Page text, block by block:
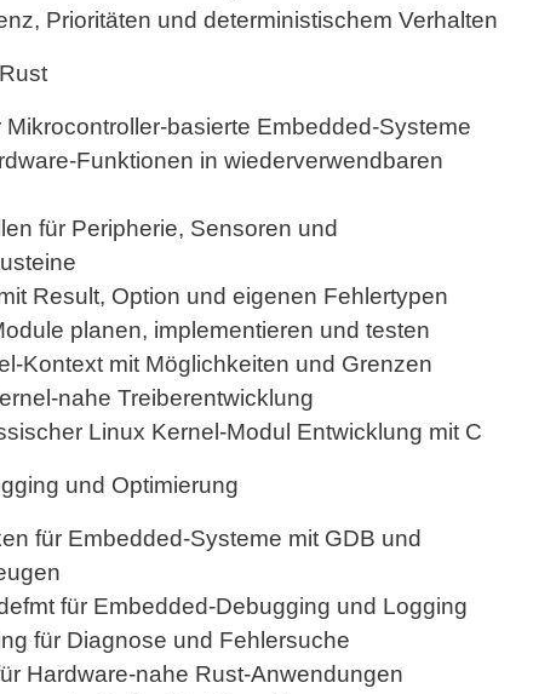
Prioritäten und deterministischem Verhalten
basierte Embedded-Systeme
Funktionen in wiederverwendbaren
für Peripherie, Sensoren und
Result, Option und eigenen Fehlertypen
planen, implementieren und testen
Kontext mit Möglichkeiten und Grenzen
nahe Treiberentwicklung
Linux Kernel-Modul Entwicklung mit C
und Optimierung
für Embedded-Systeme mit GDB und
für Embedded-Debugging und Logging
für Diagnose und Fehlersuche
Hardware-nahe Rust-Anwendungen